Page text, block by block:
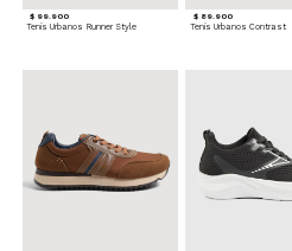
$ 99.900
Tenis Urbanos Runner Style
$ 89.900
Tenis Urbanos Contrast